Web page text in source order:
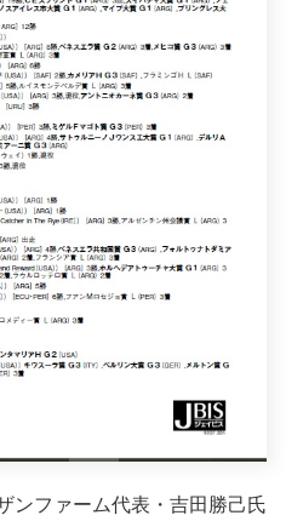
ンファーム代表・吉田勝己氏